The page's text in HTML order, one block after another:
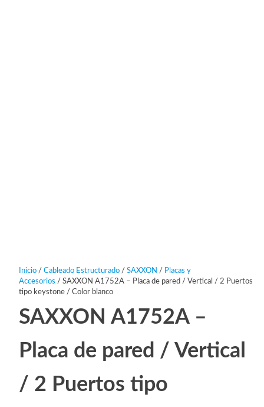
Inicio/ Cableado Estructurado/ SAXXON / Placas y
Accesorios / SAXXON A1752A – Placa de pared / Vertical / 2 Puertos
tipo keystone / Color blanco
SAXXON A1752A –
Placa de pared / Vertical
/ 2 Puertos tipo